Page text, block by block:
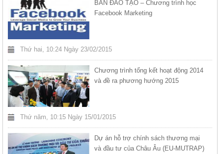
BAN ĐÀO TẠO – Chương trình học
Facebook Marketing
Thứ hai, 10:24 Ngày 23/02/2015
Chương trình tổng kết hoạt động 2014
và đề ra phương hướng 2015
Thứ năm, 10:15 Ngày 15/01/2015
Dự án hỗ trợ chính sách thương mại
và đầu tư của Châu Âu (EU-MUTRAP)